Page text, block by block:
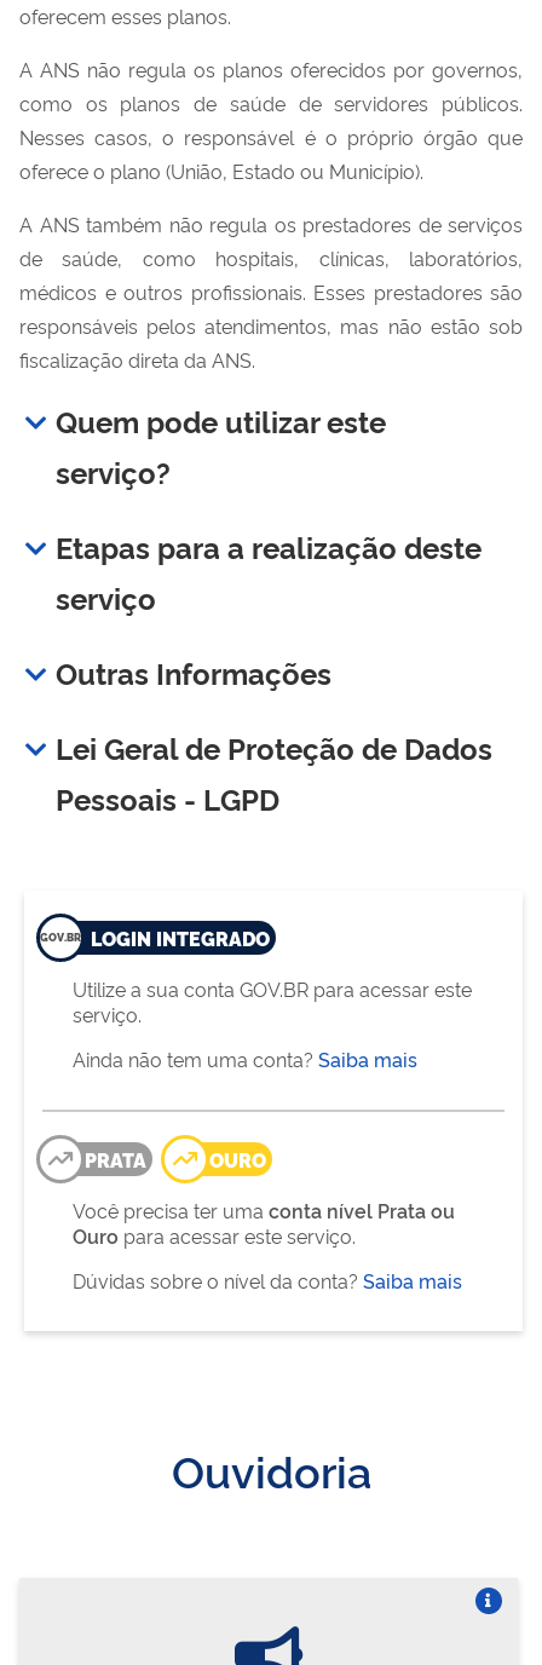
oferecem esses planos.
A ANS não regula os planos oferecidos por governos,
como os planos de saúde de servidores públicos.
Nesses casos, o responsável é o próprio órgão que
oferece o plano (União, Estado ou Município).
A ANS também não regula os prestadores de serviços
de saúde, como hospitais, clínicas, laboratórios,
médicos e outros profissionais. Esses prestadores são
responsáveis pelos atendimentos, mas não estão sob
fiscalização direta da ANS.
Quem pode utilizar este
serviço?
Etapas para a realização deste
serviço
Outras Informações
Lei Geral de Proteção de Dados
Pessoais - LGPD
LOGIN INTEGRADO
Utilize a sua conta GOV.BR para acessar este
serviço.
Ainda não tem uma conta? Saiba mais
PRATA
OURO
Você precisa ter uma conta nível Prata ou
Ouro para acessar este serviço.
Dúvidas sobre o nível da conta? Saiba mais
Ouvidoria